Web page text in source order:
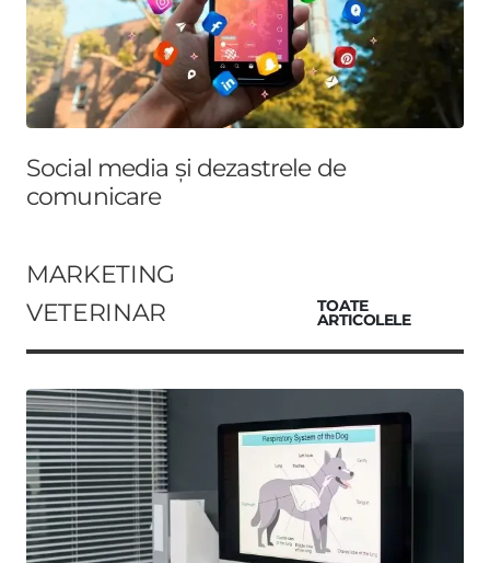
Social media și dezastrele de
comunicare
MARKETING
VETERINAR
TOATE
ARTICOLELE